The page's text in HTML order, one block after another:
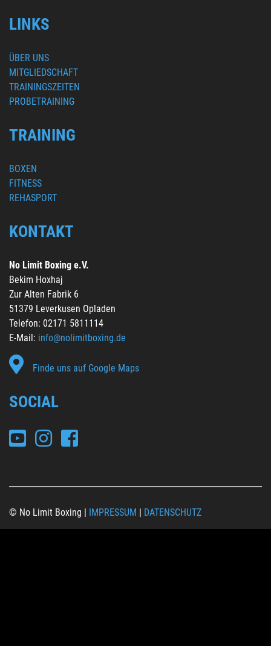
LINKS
ÜBER UNS
MITGLIEDSCHAFT
TRAININGSZEITEN
PROBETRAINING
TRAINING
BOXEN
FITNESS
REHASPORT
KONTAKT
No Limit Boxing e.V.
Bekim Hoxhaj
Zur Alten Fabrik 6
51379 Leverkusen Opladen
Telefon: 02171 5811114
E-Mail: info@nolimitboxing.de
Finde uns auf Google Maps
SOCIAL
© No Limit Boxing | IMPRESSUM | DATENSCHUTZ